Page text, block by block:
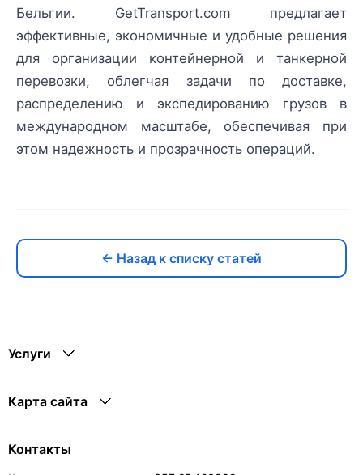
Бельгии. GetTransport.com предлагает
эффективные, экономичные и удобные решения
для организации контейнерной и танкерной
перевозки, облегчая задачи по доставке,
распределению и экспедированию грузов в
международном масштабе, обеспечивая при
этом надежность и прозрачность операций.
← Назад к списку статей
Услуги
Карта сайта
Контакты